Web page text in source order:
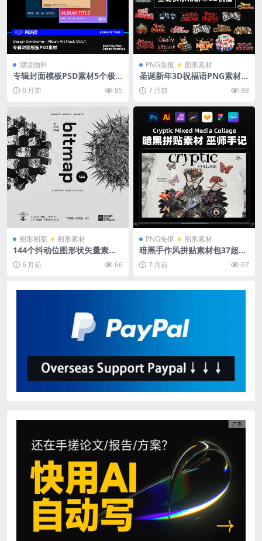
潮流物料
专辑封面模板PSD素材5个极
简野兽派风格音乐封面设计Ph
otoshop专用可自定义模板
6 月前 85
PNG免抠 图形素材
圣诞新年3D祝福语PNG素材4
0款多语言透明背景节日贺卡
设计高清元素
7 月前 88
图形图案 图形素材
144个抖动位图形状矢量素材
包 6大千禧年主题AI/PNG/PS
D三格式 前卫怀旧设计元素
6 月前 66
PNG免抠 图形素材
暗黑手作风拼贴素材包37超现
实面具30纹理扫描巫师手记P
NG背景
7 月前 67